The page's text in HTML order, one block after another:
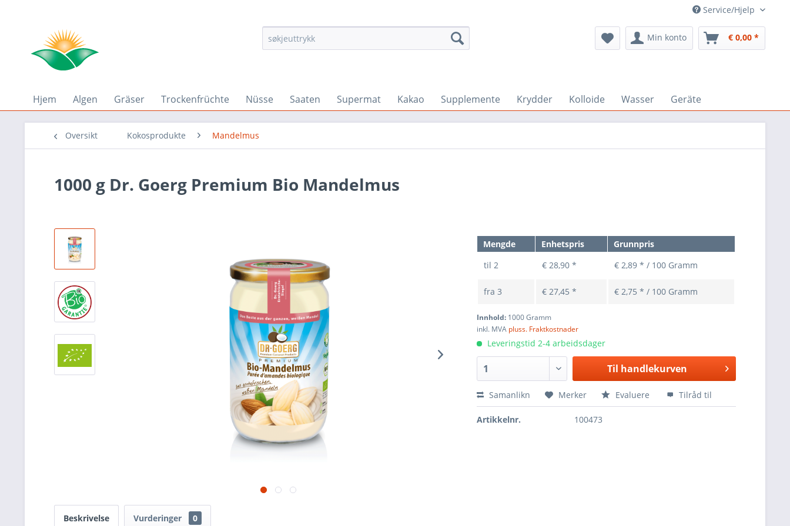
Service/Hjelp
Min konto € 0,00 *
Hjem Algen Gräser Trockenfrüchte Nüsse Saaten Supermat Kakao Supplemente Krydder Kolloide Wasser Geräte
Oversikt Kokosprodukte Mandelmus
1000 g Dr. Goerg Premium Bio Mandelmus
Mengde Enhetspris
Grunnpris
til2 € 28,90 * € 2,89 * / 100 Gramm
fra3 € 27,45 * € 2,75 * / 100 Gramm
Innhold: 1000 Gramm
inkl. MVA pluss. Fraktkostnader
Leveringstid 2-4 arbeidsdager
Til handlekurven
Samanlikn Merker Evaluere Tilråd til
Artikkelnr. 100473
Beskrivelse Vurderinger 0